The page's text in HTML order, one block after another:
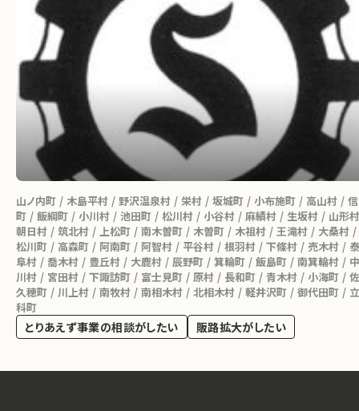
山ノ内町 木島平村 野沢温泉村 栄村 坂城町 小布施町 高山村
町
飯綱町 小川村 池田町 松川村 小谷村 麻績村 生坂村
山形村
朝日村
筑北村 上松町 南木曽町 木曽町 木祖村 王滝村
大桑村
松川町
高森町 阿南町 阿智村 平谷村 根羽村 下條村 売木村
泰
阜村
喬木村 豊丘村 大鹿村 辰野町 箕輪町 飯島町 南箕輪村
中
川村
宮田村 下諏訪町 富士見町 原村 長和町 青木村 小海町
佐
久穂町
川上村 南牧村 南相木村 北相木村 軽井沢町 御代田町
立
科町
とりあえず事業の相談がしたい 販路拡大がしたい